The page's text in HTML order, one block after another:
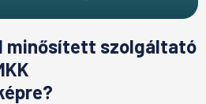
minősített szolgáltató